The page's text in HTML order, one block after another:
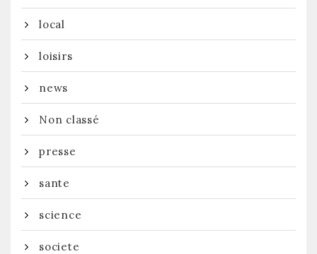
local
loisirs
news
Non classé
presse
sante
science
societe